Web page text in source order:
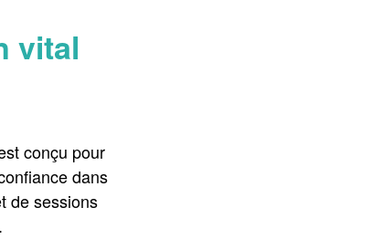
vital
conçu pour
dans
de sessions